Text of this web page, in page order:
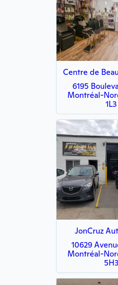
Centre de
6195
Montréal-
1L3
JonCruz
10629
Montréal-
5H3